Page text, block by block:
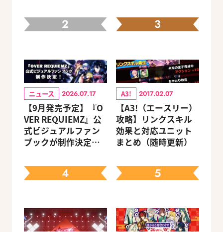
2
ニュース 2026.07.17
【9月発売予定】『O
VER REQUIEMZ』公
式ビジュアルファン
ブックが制作決定！
る豪華グッズ付き限
定セットも同時発売
3
A3! 2017.02.07
【A3!（エースリー）
攻略】リンクスキル
効果と対応ユニット
まとめ（随時更新）
4 5